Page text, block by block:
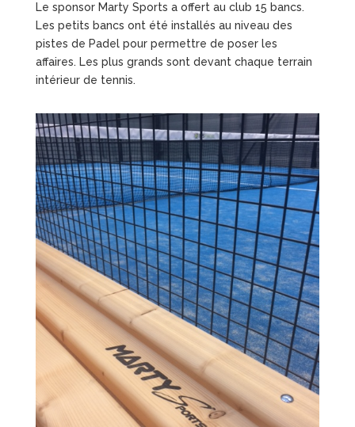
Le sponsor Marty Sports a offert au club 15 bancs.
Les petits bancs ont été installés au niveau des
pistes de Padel pour permettre de poser les
affaires. Les plus grands sont devant chaque terrain
intérieur de tennis.